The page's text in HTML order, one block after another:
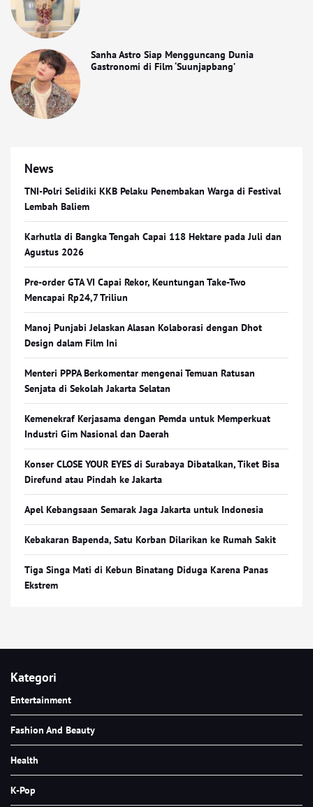
Sanha Astro Siap Mengguncang Dunia
Gastronomi di Film ‘Suunjapbang’
News
TNI-Polri Selidiki KKB Pelaku Penembakan Warga di Festival
Lembah Baliem
Karhutla di Bangka Tengah Capai 118 Hektare pada Juli dan
Agustus 2026
Pre-order GTA VI Capai Rekor, Keuntungan Take-Two
Mencapai Rp24,7 Triliun
Manoj Punjabi Jelaskan Alasan Kolaborasi dengan Dhot
Design dalam Film Ini
Menteri PPPA Berkomentar mengenai Temuan Ratusan
Senjata di Sekolah Jakarta Selatan
Kemenekraf Kerjasama dengan Pemda untuk Memperkuat
Industri Gim Nasional dan Daerah
Konser CLOSE YOUR EYES di Surabaya Dibatalkan, Tiket Bisa
Direfund atau Pindah ke Jakarta
Apel Kebangsaan Semarak Jaga Jakarta untuk Indonesia
Kebakaran Bapenda, Satu Korban Dilarikan ke Rumah Sakit
Tiga Singa Mati di Kebun Binatang Diduga Karena Panas
Ekstrem
Kategori
Entertainment
Fashion And Beauty
Health
K-Pop